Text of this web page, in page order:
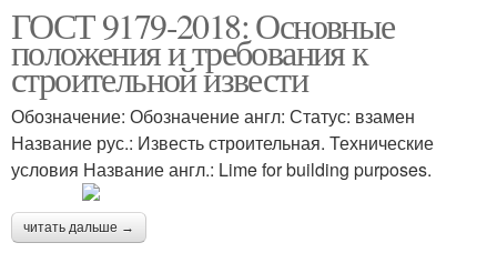
ГОСТ 9179-2018: Основные
положения и требования к
строительной извести
Обозначение: Обозначение англ: Статус: взамен
Название рус.: Известь строительная. Технические
условия Название англ.: Lime for building purposes.
читать дальше →